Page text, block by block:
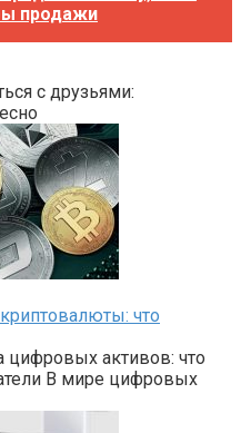
продажи
с друзьями:
что
активов: что
В мире цифровых